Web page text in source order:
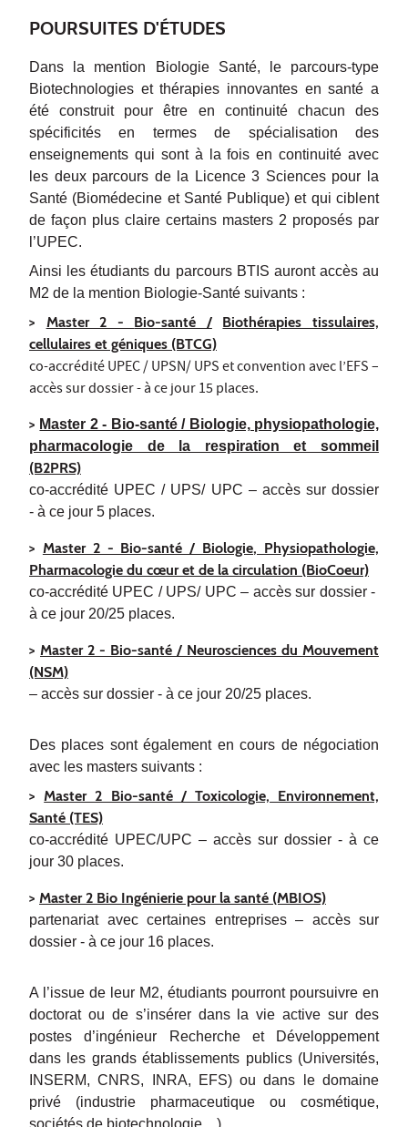
POURSUITES D'ÉTUDES
Dans la mention Biologie Santé, le parcours-type
Biotechnologies et thérapies innovantes en santé a
été construit pour être en continuité chacun des
spécificités en termes de spécialisation des
enseignements qui sont à la fois en continuité avec
les deux parcours de la Licence 3 Sciences pour la
Santé (Biomédecine et Santé Publique) et qui ciblent
de façon plus claire certains masters 2 proposés par
l’UPEC.
Ainsi les étudiants du parcours BTIS auront accès au
M2 de la mention Biologie-Santé suivants :
> Master 2 - Bio-santé /
Biothérapies tissulaires,
cellulaires et géniques (BTCG)
co-accrédité UPEC / UPSN/ UPS et convention avec l’EFS –
accès sur dossier - à ce jour 15 places.
> Master 2 - Bio-santé / Biologie, physiopathologie,
pharmacologie de la respiration et sommeil
(B2PRS)
co-accrédité UPEC / UPS/ UPC – accès sur dossier
- à ce jour 5 places.
> Master 2 - Bio-santé / Biologie, Physiopathologie,
Pharmacologie du cœur et de la circulation (BioCoeur)
co-accrédité UPEC / UPS/ UPC – accès sur dossier -
à ce jour 20/25 places.
> Master 2 - Bio-santé / Neurosciences du Mouvement
(NSM)
– accès sur dossier - à ce jour 20/25 places.
Des places sont également en cours de négociation
avec les masters suivants :
>Master 2 Bio-santé / Toxicologie, Environnement,
Santé (TES)
co-accrédité UPEC/UPC – accès sur dossier - à ce
jour 30 places.
> Master 2 Bio Ingénierie pour la santé (MBIOS)
partenariat avec certaines entreprises – accès sur
dossier - à ce jour 16 places.
A l’issue de leur M2, étudiants pourront poursuivre en
doctorat ou de s’insérer dans la vie active sur des
postes d’ingénieur Recherche et Développement
dans les grands établissements publics (Universités,
INSERM, CNRS, INRA, EFS) ou dans le domaine
privé (industrie pharmaceutique ou cosmétique,
sociétés de biotechnologie…).